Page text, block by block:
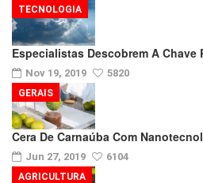
Especialistas Descobrem A Chave
Nov 19, 2019 5820
TECNOLOGIA
Cera De Carnaúba Com
Jun 27, 2019 6104
GERAIS
AGRICULTURA